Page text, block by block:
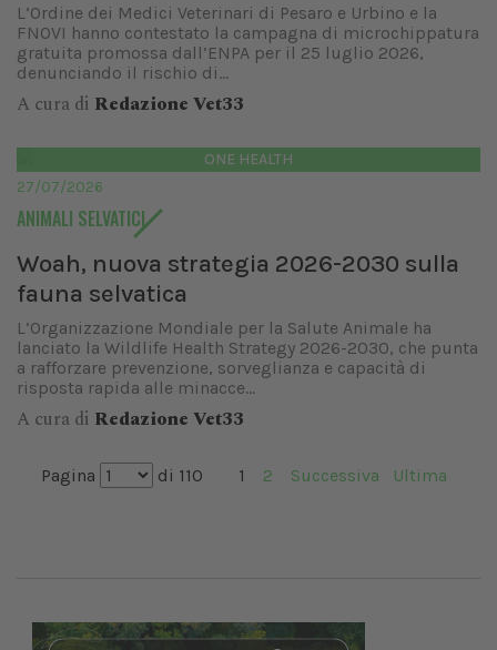
L’Ordine dei Medici Veterinari di Pesaro e Urbino e la
FNOVI hanno contestato la campagna di microchippatura
gratuita promossa dall’ENPA per il 25 luglio 2026,
denunciando il rischio di...
A cura di Redazione Vet33
ONE HEALTH
27/07/2026
ANIMALI SELVATICI
Woah, nuova strategia 2026-2030 sulla
fauna selvatica
L’Organizzazione Mondiale per la Salute Animale ha
lanciato la Wildlife Health Strategy 2026-2030, che punta
a rafforzare prevenzione, sorveglianza e capacità di
risposta rapida alle minacce...
A cura di Redazione Vet33
Pagina di 110 1 2 Successiva Ultima